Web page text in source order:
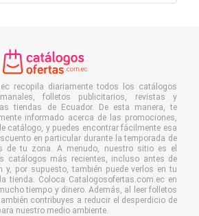
recopila diariamente todos los catálogos
folletos publicitarios, revistas y
tiendas de Ecuador. De esta manera, te
informado acerca de las promociones,
catálogo, y puedes encontrar fácilmente esa
en particular durante la temporada de
de tu zona. A menudo, nuestro sitio es el
catálogos más recientes, incluso antes de
y, por supuesto, también puede verlos en tu
tienda. Coloca Catalogosofertas.com.ec en
tiempo y dinero. Además, al leer folletos
contribuyes a reducir el desperdicio de
nuestro medio ambiente.